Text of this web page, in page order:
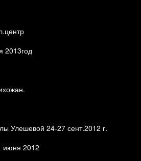
24-27 сент.2012 г.
2012